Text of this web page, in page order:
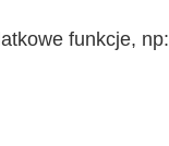
funkcje, np: